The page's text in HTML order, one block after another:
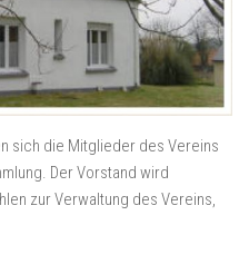
sich die Mitglieder des Vereins
Der Vorstand wird
zur Verwaltung des Vereins,